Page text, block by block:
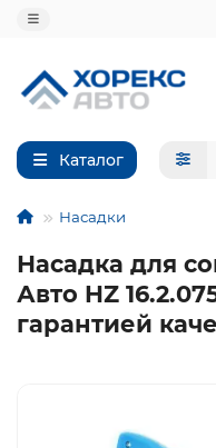
Каталог
Насадки
Насадка для
Авто HZ
гарантией